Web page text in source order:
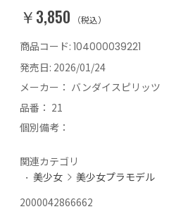
￥3,850 （税込）
商品コード: 104000039221
発売日: 2026/01/24
メーカー： バンダイスピリッツ
品番： 21
個別備考：
関連カテゴリ
美少女
美少女プラモデル
2000042866662